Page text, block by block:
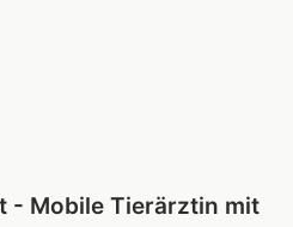
- Mobile Tierärztin mit